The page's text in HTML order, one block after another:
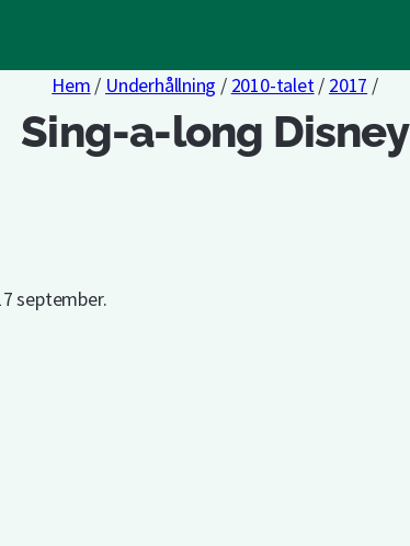
Hem / Underhållning / 2010-talet/ 2017 /
Sing-a-long Disney
september.